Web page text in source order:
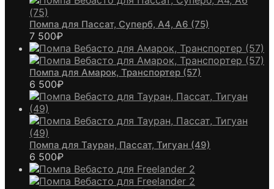
Помпа для Пассат, Суперб, А4, А6 (75)
7 500₽
Помпа для Амарок, Транспортер (57)
6 500₽
Помпа для Тауран, Пассат, Тигуан (49)
6 500₽